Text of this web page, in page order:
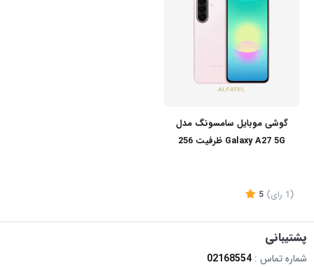
قطر اسپیکر: ۱۴.۲ میلی‌متر
پاسخ فرکانسی
حساسیت: ۱۰۶dB ± ۳%
میکروفون داخلی: بله
نوع صدای
کسانی که دستگاه‌های اپل دارند و به دنبال یک هندزفری با اتصال لایتنینگ
افرادی که به دنبال صدای استریو شفاف و با کیفیت برای موسیقی و مکالمات
گوشی موبایل سامسونگ مدل
Galaxy A27 5G ظرفیت 256
(1 رای)
5
پشتیبانی
شماره تماس : 02168554